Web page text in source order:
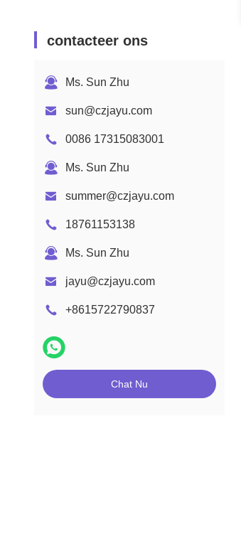
contacteer ons
Ms. Sun Zhu
sun@czjayu.com
0086 17315083001
Ms. Sun Zhu
summer@czjayu.com
18761153138
Ms. Sun Zhu
jayu@czjayu.com
+8615722790837
Chat Nu